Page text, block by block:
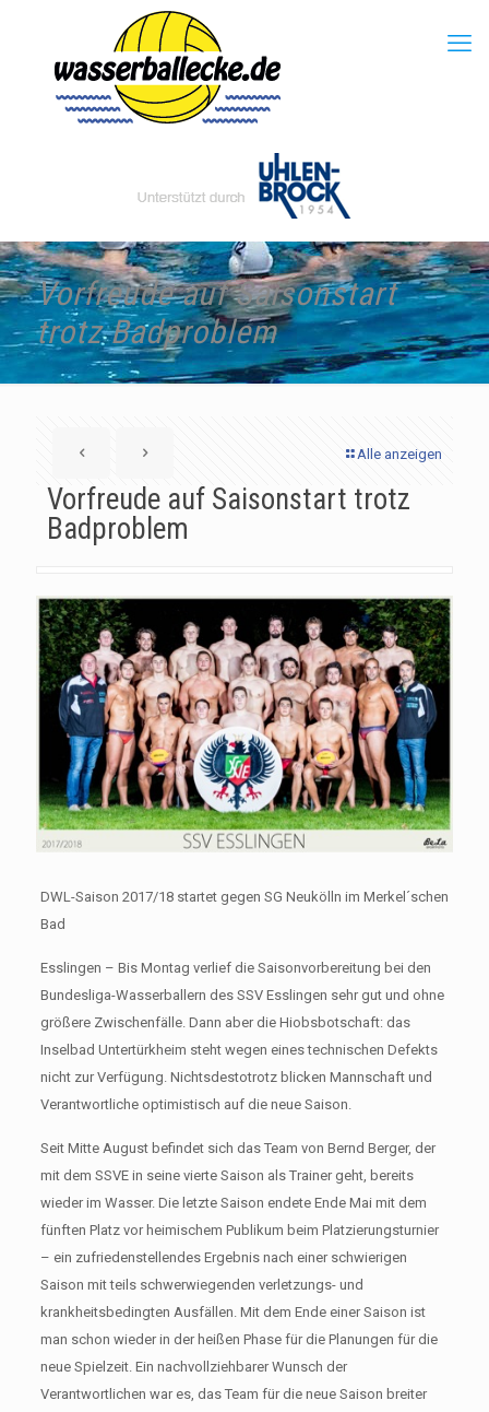
Vorfreude auf Saisonstart
trotz Badproblem
Alle anzeigen
Vorfreude auf Saisonstart trotz
Badproblem
DWL-Saison 2017/18 startet gegen SG Neukölln im Merkel´schen
Bad
Esslingen – Bis Montag verlief die Saisonvorbereitung bei den
Bundesliga-Wasserballern des SSV Esslingen sehr gut und ohne
größere Zwischenfälle. Dann aber die Hiobsbotschaft: das
Inselbad Untertürkheim steht wegen eines technischen Defekts
nicht zur Verfügung. Nichtsdestotrotz blicken Mannschaft und
Verantwortliche optimistisch auf die neue Saison.
Seit Mitte August befindet sich das Team von Bernd Berger, der
mit dem SSVE in seine vierte Saison als Trainer geht, bereits
wieder im Wasser. Die letzte Saison endete Ende Mai mit dem
fünften Platz vor heimischem Publikum beim Platzierungsturnier
– ein zufriedenstellendes Ergebnis nach einer schwierigen
Saison mit teils schwerwiegenden verletzungs- und
krankheitsbedingten Ausfällen. Mit dem Ende einer Saison ist
man schon wieder in der heißen Phase für die Planungen für die
neue Spielzeit. Ein nachvollziehbarer Wunsch der
Verantwortlichen war es, das Team für die neue Saison breiter